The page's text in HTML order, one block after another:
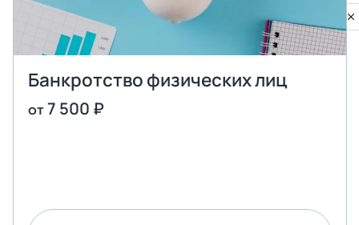
Банкротство физических лиц
от7 500 ₽